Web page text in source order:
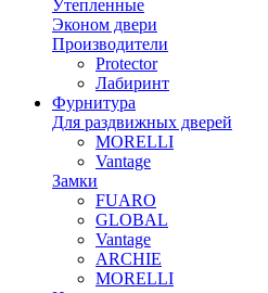
Утепленные
Эконом двери
Производители
Protector
Лабиринт
Фурнитура
Для раздвижных дверей
MORELLI
Vantage
Замки
FUARO
GLOBAL
Vantage
ARCHIE
MORELLI